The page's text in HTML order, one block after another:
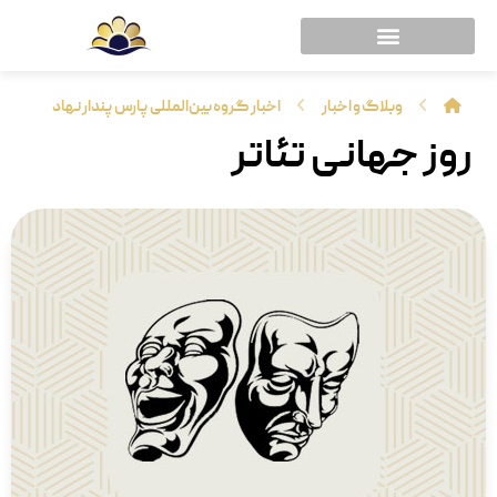
وبلاگ و اخبار اخبار گروه بین‌المللی پارس پندار نهاد
روز جهانی تئاتر